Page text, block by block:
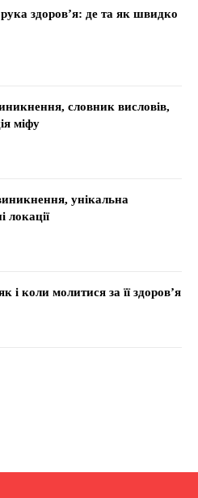
здоров’я: де та як швидко
словник висловів,
міфу
унікальна
локації
і коли молитися за її здоров’я